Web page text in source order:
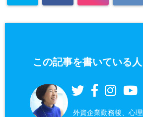
この記事を書いている
外資企業勤務後、心理